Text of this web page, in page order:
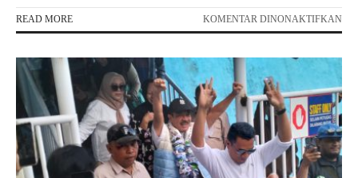
READ MORE KOMENTAR DINONAKTIFKAN
KE
RI